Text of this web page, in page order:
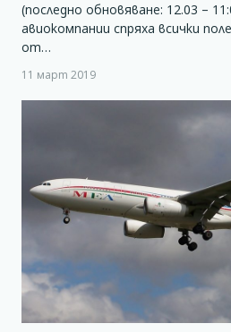
(последно обновяване: 12.03 –
авиокомпании спряха всички
от…
11 март 2019